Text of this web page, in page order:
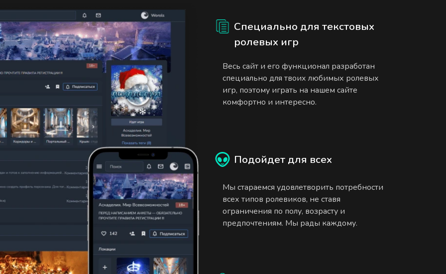
Специально для текстовых
ролевых игр
Весь сайт и его функционал разработан
специально для твоих любимых ролевых
игр, поэтому играть на нашем сайте
комфортно и интересно.
Подойдет для всех
Мы стараемся удовлетворить потребности
всех типов ролевиков, не ставя
ограничения по полу, возрасту и
предпочтениям. Мы рады каждому.